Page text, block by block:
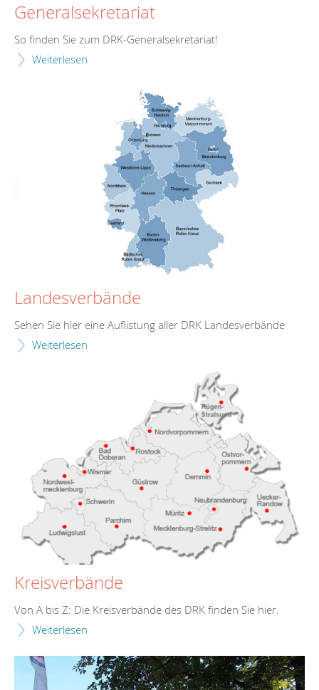
Generalsekretariat
So finden Sie zum DRK-Generalsekretariat!
Weiterlesen
Landesverbände
Sehen Sie hier eine Auflistung aller DRK Landesverbände
Weiterlesen
Kreisverbände
Von A bis Z: Die Kreisverbände des DRK finden Sie hier.
Weiterlesen